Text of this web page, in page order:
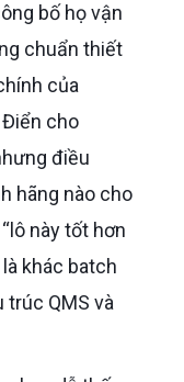
bố họ vận
chuẩn thiết
của
cho
điều
hãng nào cho
này tốt hơn
khác batch
QMS và